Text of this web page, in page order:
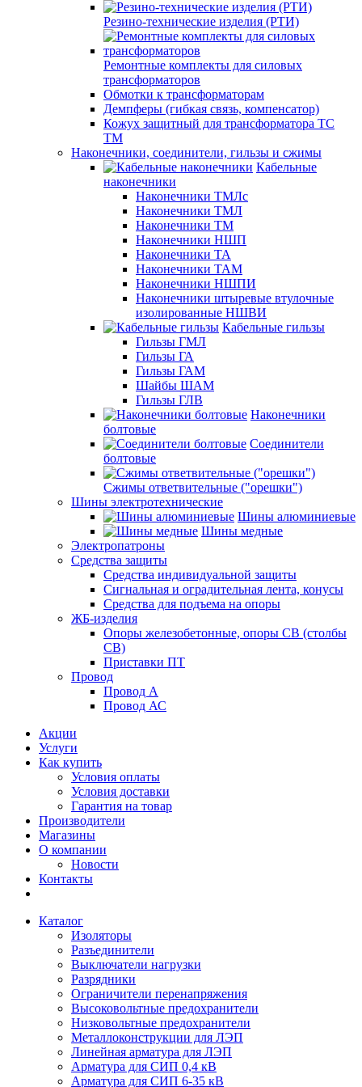
Резино-технические изделия (РТИ)
Ремонтные комплекты для силовых
трансформаторов
Обмотки к трансформаторам
Демпферы (гибкая связь, компенсатор)
Кожух защитный для трансформатора ТС
ТМ
Наконечники, соединители, гильзы и сжимы
Кабельные
наконечники
Наконечники ТМЛс
Наконечники ТМЛ
Наконечники ТМ
Наконечники НШП
Наконечники ТА
Наконечники ТАМ
Наконечники НШПИ
Наконечники штыревые втулочные
изолированные НШВИ
Кабельные гильзы
Гильзы ГМЛ
Гильзы ГА
Гильзы ГАМ
Шайбы ШАМ
Гильзы ГЛВ
Наконечники
болтовые
Соединители
болтовые
Сжимы ответвительные ("орешки")
Шины электротехнические
Шины алюминиевые
Шины медные
Электропатроны
Средства защиты
Средства индивидуальной защиты
Сигнальная и оградительная лента, конусы
Средства для подъема на опоры
ЖБ-изделия
Опоры железобетонные, опоры СВ (столбы
СВ)
Приставки ПТ
Провод
Провод А
Провод АС
Акции
Услуги
Как купить
Условия оплаты
Условия доставки
Гарантия на товар
Производители
Магазины
О компании
Новости
Контакты
Каталог
Изоляторы
Разъединители
Выключатели нагрузки
Разрядники
Ограничители перенапряжения
Высоковольтные предохранители
Низковольтные предохранители
Металлоконструкции для ЛЭП
Линейная арматура для ЛЭП
Арматура для СИП 0,4 кВ
Арматура для СИП 6-35 кВ